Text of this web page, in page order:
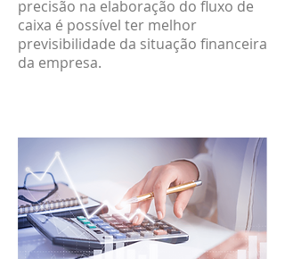
precisão na elaboração do fluxo de
caixa é possível ter melhor
previsibilidade da situação financeira
da empresa.